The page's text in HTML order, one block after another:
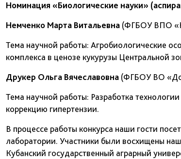
Номинация «Биологические науки»
Немченко Марта Витальевна (ФГБОУ ВПО
Тема научной работы: Агробиологические
комплекса в ценозе кукурузы Центральной
Друкер Ольга Вячеславовна (ФГБОУ ВО
Тема научной работы: Разработка
коррекцию гипертензии.
В процессе работы конкурса наши гости
лаборатории. Участники были восхищены
Кубанский государственный аграрный